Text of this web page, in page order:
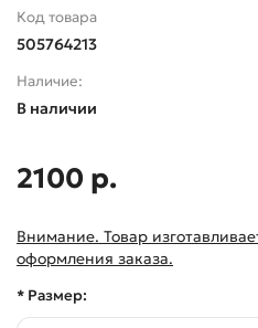
Код товара
505764213
Наличие:
В наличии
2100 р.
Внимание. Товар
оформления заказа.
* Размер: